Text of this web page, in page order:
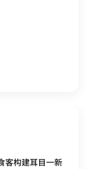
客构建耳目一新